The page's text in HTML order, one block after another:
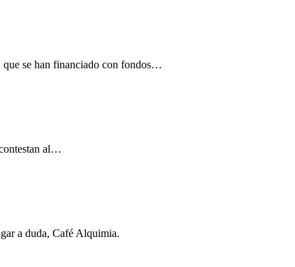
que se han financiado con fondos…
al…
a duda, Café Alquimia.